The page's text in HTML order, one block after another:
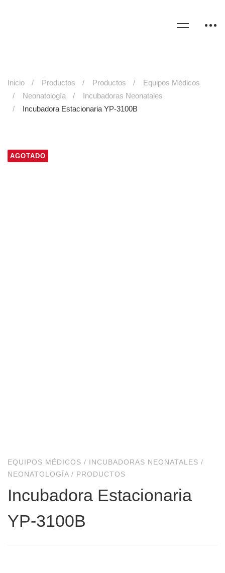
Inicio Productos Productos
Equipos Médicos
Neonatología
Incubadoras Neonatales
Incubadora Estacionaria YP-3100B
AGOTADO
EQUIPOS MÉDICOS / INCUBADORAS NEONATALES /
NEONATOLOGÍA / PRODUCTOS
Incubadora Estacionaria
YP-3100B